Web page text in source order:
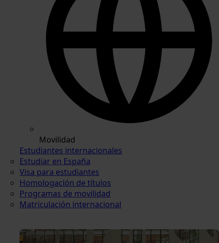
Movilidad
Estudiantes internacionales
Estudiar en España
Visa para estudiantes
Homologación de títulos
Programas de movilidad
Matriculación internacional